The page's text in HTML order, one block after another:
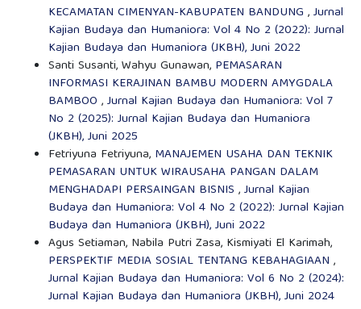
KECAMATAN CIMENYAN-KABUPATEN BANDUNG ,Jurnal
Kajian Budaya dan Humaniora: Vol 4 No 2 (2022): Jurnal
Kajian Budaya dan Humaniora (JKBH), Juni 2022
Santi Susanti, Wahyu Gunawan, PEMASARAN
INFORMASI KERAJINAN BAMBU MODERN AMYGDALA
BAMBOO ,Jurnal Kajian Budaya dan Humaniora: Vol 7
No 2 (2025): Jurnal Kajian Budaya dan Humaniora
(JKBH), Juni 2025
Fetriyuna Fetriyuna, MANAJEMEN USAHA DAN TEKNIK
PEMASARAN UNTUK WIRAUSAHA PANGAN DALAM
MENGHADAPI PERSAINGAN BISNIS ,Jurnal Kajian
Budaya dan Humaniora: Vol 4 No 2 (2022): Jurnal Kajian
Budaya dan Humaniora (JKBH), Juni 2022
Agus Setiaman, Nabila Putri Zasa, Kismiyati El Karimah,
PERSPEKTIF MEDIA SOSIAL TENTANG KEBAHAGIAAN ,
Jurnal Kajian Budaya dan Humaniora: Vol 6 No 2 (2024):
Jurnal Kajian Budaya dan Humaniora (JKBH), Juni 2024